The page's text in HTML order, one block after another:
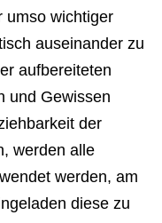
umso wichtiger
auseinander zu
aufbereiteten
und Gewissen
der
werden alle
werden, am
diese zu